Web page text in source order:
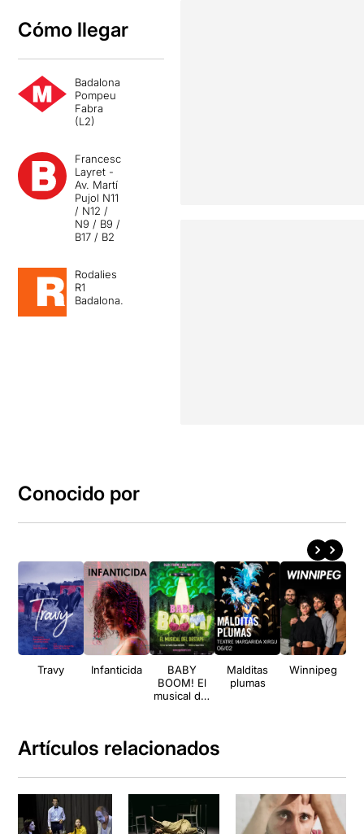
Cómo llegar
Badalona
Pompeu
Fabra
(L2)
Francesc
Layret -
Av. Martí
Pujol N11
/ N12 /
N9 / B9 /
B17 / B2
Rodalies
R1
Badalona.
Conocido por
Travy Infanticida
BABY
BOOM! El
musical del
Malditas
plumas
Winnipeg
Artículos relacionados